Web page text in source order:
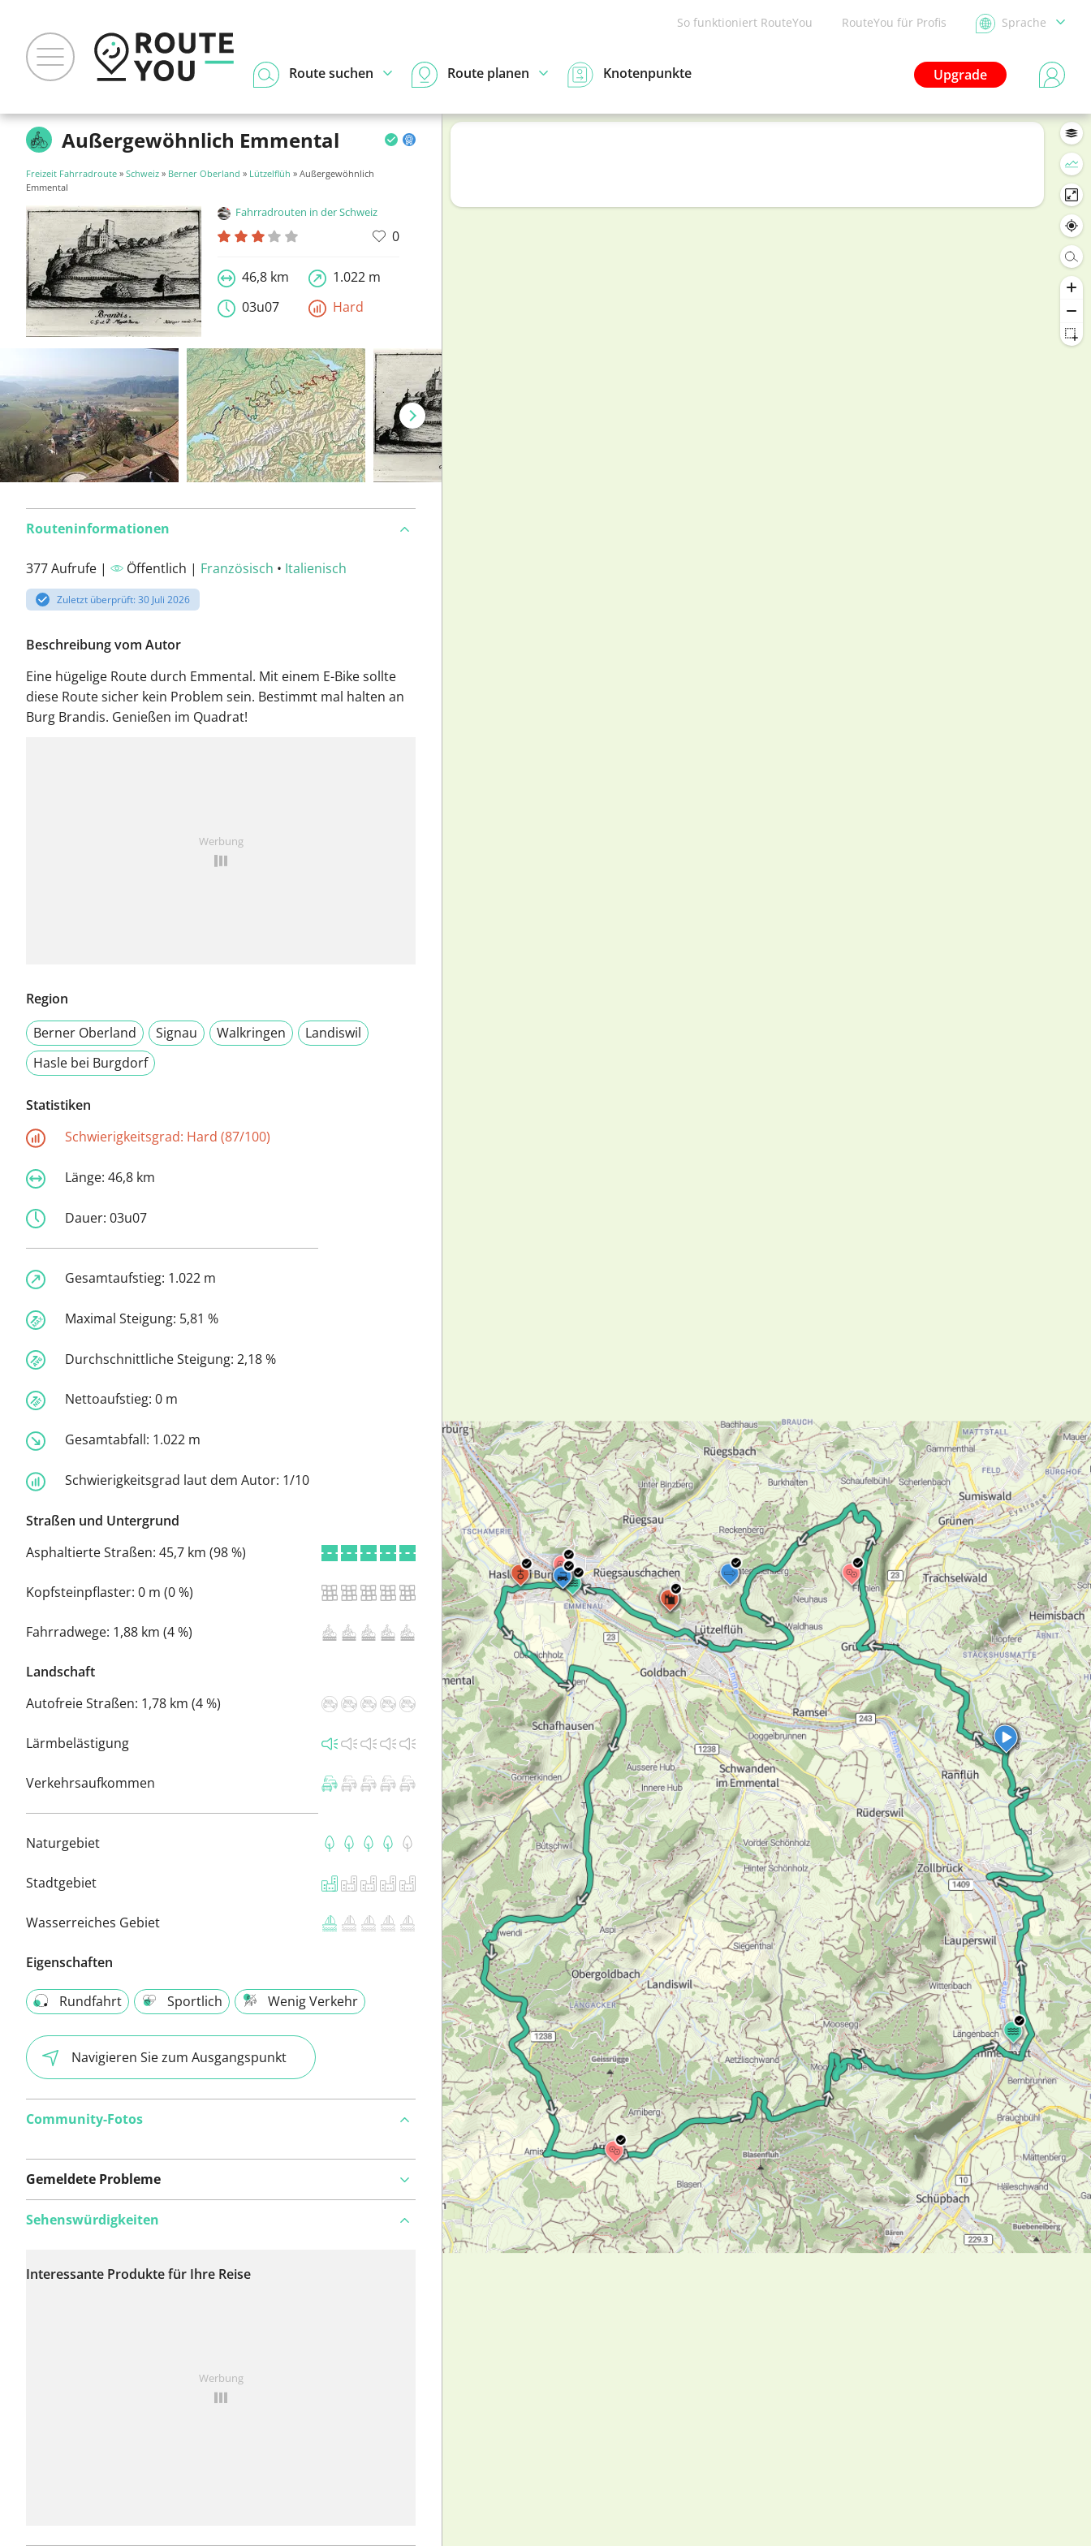
So funktioniert RouteYou RouteYou für Profis Sprache
Upgrade
Route suchen Route planen Knotenpunkte
Außergewöhnlich Emmental
Freizeit Fahrradroute » Schweiz » Berner Oberland » Lützelflüh » Außergewöhnlich
Emmental
Fahrradrouten in der Schweiz
0
46,8 km
1.022 m
03u07
Hard
Routeninformationen
377 Aufrufe | Öffentlich | Französisch • Italienisch
Zuletzt überprüft: 30 Juli 2026
Beschreibung vom Autor
Eine hügelige Route durch Emmental. Mit einem E-Bike sollte
diese Route sicher kein Problem sein. Bestimmt mal halten an
Burg Brandis. Genießen im Quadrat!
Werbung
Region
Berner Oberland
Signau Walkringen
Landiswil
Hasle bei Burgdorf
Statistiken
Schwierigkeitsgrad: Hard (87/100)
Länge: 46,8 km
Dauer: 03u07
Gesamtaufstieg: 1.022 m
Maximal Steigung: 5,81 %
Durchschnittliche Steigung: 2,18 %
Nettoaufstieg: 0 m
Gesamtabfall: 1.022 m
Schwierigkeitsgrad laut dem Autor: 1/10
Straßen und Untergrund
Asphaltierte Straßen: 45,7 km (98 %)
Kopfsteinpflaster: 0 m (0 %)
Fahrradwege: 1,88 km (4 %)
Landschaft
Autofreie Straßen: 1,78 km (4 %)
Lärmbelästigung
Verkehrsaufkommen
Naturgebiet
Stadtgebiet
Wasserreiches Gebiet
Eigenschaften
Rundfahrt Sportlich Wenig Verkehr
Navigieren Sie zum Ausgangspunkt
Community-Fotos
Gemeldete Probleme
wurden bisher keine
Sehenswürdigkeiten
Interessante Produkte für Ihre Reise
Werbung